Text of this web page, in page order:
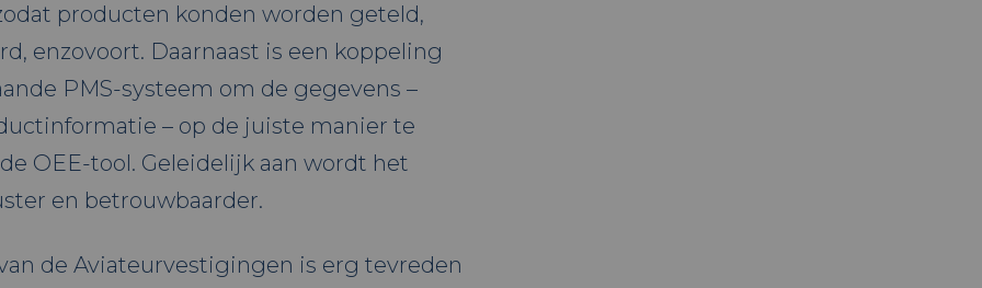
producten konden worden geteld,
enzovoort. Daarnaast is een koppeling
PMS-systeem om de gegevens –
– op de juiste manier te
OEE-tool. Geleidelijk aan wordt het
en betrouwbaarder.
de Aviateurvestigingen is erg tevreden